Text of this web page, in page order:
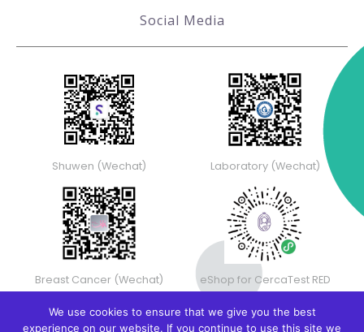
Social Media
Shuwen (Wechat) Laboratory (Wechat)
Breast Cancer (Wechat) eShop for CercaTest RED
We use cookies to ensure that we give you the best
experience on our website. If you continue to use this site we